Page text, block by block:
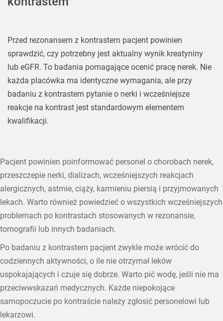
Przed rezonansem z kontrastem pacjent powinien
sprawdzić, czy potrzebny jest aktualny wynik kreatyniny
lub eGFR. To badania pomagające ocenić pracę nerek. Nie
każda placówka ma identyczne wymagania, ale przy
badaniu z kontrastem pytanie o nerki i wcześniejsze
reakcje na kontrast jest standardowym elementem
kwalifikacji.
Pacjent powinien poinformować personel o chorobach nerek,
przeszczepie nerki, dializach, wcześniejszych reakcjach
alergicznych, astmie, ciąży, karmieniu piersią i przyjmowanych
lekach. Warto również powiedzieć o wszystkich wcześniejszych
problemach po kontrastach stosowanych w rezonansie,
tomografii lub innych badaniach.
Po badaniu z kontrastem pacjent zwykle może wrócić do
codziennych aktywności, o ile nie otrzymał leków
uspokajających i czuje się dobrze. Warto pić wodę, jeśli nie ma
przeciwwskazań medycznych. Każde niepokojące
samopoczucie po kontraście należy zgłosić personelowi lub
lekarzowi.